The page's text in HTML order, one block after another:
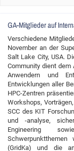
GA-Mitglieder auf
Verschiedene
November an der
Salt Lake City, USA.
Community dient
Anwendern und
Entwicklungen aller
HPC-Zentren
Workshops,
SCC des KIT
und -analyse,
Engineering
(GridKa) und die